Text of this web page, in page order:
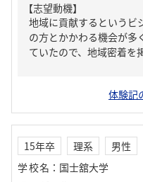
【志望動機】
地域に貢献するというビ
の方とかかわる機会が多
ていたので、地域密着を
体験記
15年卒 理系
男性
学校名 ： 国士舘大学